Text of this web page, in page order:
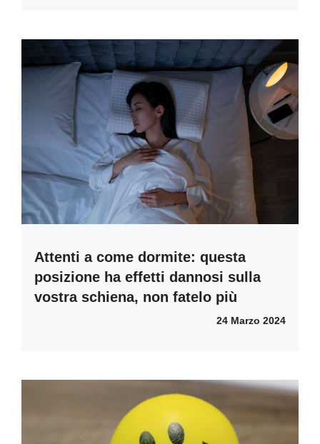
Attenti a come dormite: questa
posizione ha effetti dannosi sulla
vostra schiena, non fatelo più
24 Marzo 2024